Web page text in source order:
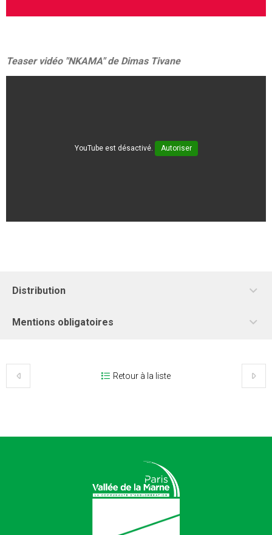
Teaser vidéo "NKAMA" de Dimas Tivane
YouTube est désactivé. Autoriser
Distribution
Mentions obligatoires
Retour à la liste